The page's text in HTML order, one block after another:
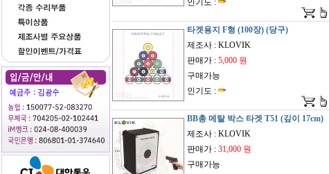
인기도 :
타겟용지 F형 (100장) (당구)
제조사 : KLOVIK
판매가 : 5,000 원
구매가능
인기도 :
BB총 메탈 박스 타겟 T51 (깊이 17cm)
제조사 : KLOVIK
판매가 : 31,000 원
구매가능